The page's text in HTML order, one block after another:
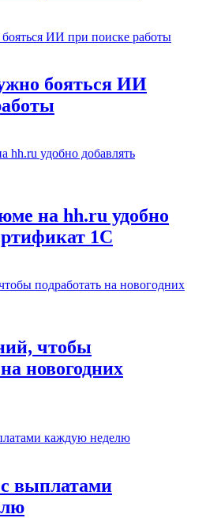
бояться ИИ
на hh.ru удобно
1С
чтобы
новогодних
выплатами